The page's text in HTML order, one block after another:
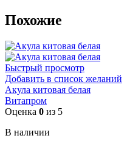
Похожие
Быстрый просмотр
Добавить в список желаний
Акула китовая белая
Витапром
Оценка 0 из 5
В наличии